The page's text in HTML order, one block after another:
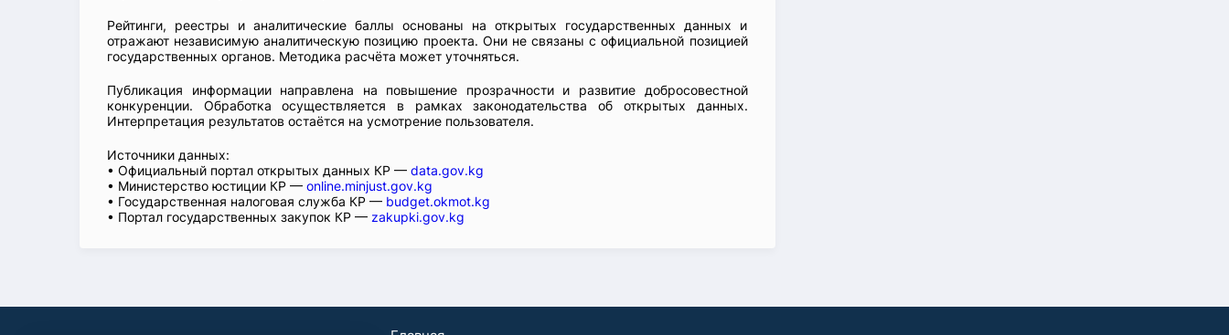
Рейтинги, реестры и аналитические баллы основаны на открытых государственных данных и
отражают независимую аналитическую позицию проекта. Они не связаны с официальной позицией
государственных органов. Методика расчёта может уточняться.
Публикация информации направлена на повышение прозрачности и развитие добросовестной
конкуренции. Обработка осуществляется в рамках законодательства об открытых данных.
Интерпретация результатов остаётся на усмотрение пользователя.
Источники данных:
• Официальный портал открытых данных КР — data.gov.kg
• Министерство юстиции КР — online.minjust.gov.kg
• Государственная налоговая служба КР — budget.okmot.kg
• Портал государственных закупок КР — zakupki.gov.kg